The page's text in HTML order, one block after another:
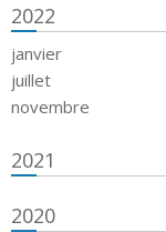
2022
janvier
juillet
novembre
2021
2020